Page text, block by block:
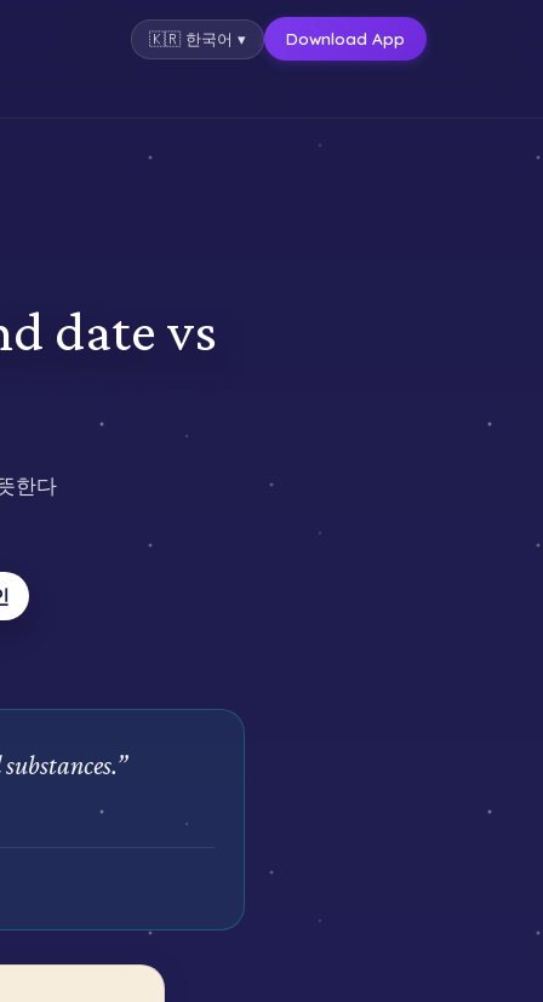
🇰🇷 한국어 ▾ Download App
date vs
한다
”